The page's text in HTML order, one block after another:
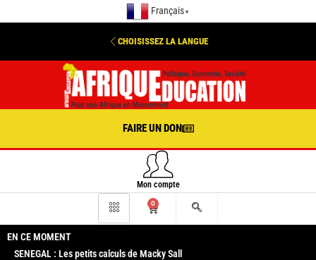
Français ▼
CHOISISSEZ LA LANGUE
FAIRE UN DON
Mon compte
0
EN CE MOMENT
SENEGAL : Les petits calculs de Macky Sall